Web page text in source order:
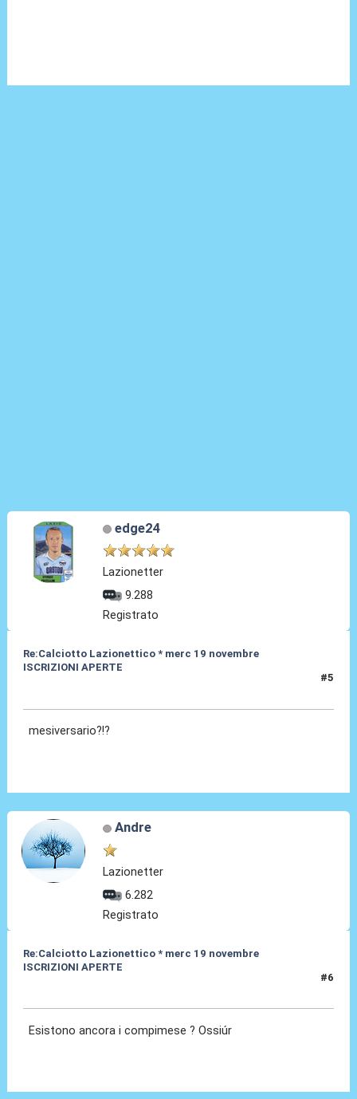
edge24
Lazionetter
9.288
Registrato
Re:Calciotto Lazionettico * merc 19 novembre
ISCRIZIONI APERTE
#5
mesiversario?!?
Andre
Lazionetter
6.282
Registrato
Re:Calciotto Lazionettico * merc 19 novembre
ISCRIZIONI APERTE
#6
Esistono ancora i compimese ? Ossiúr